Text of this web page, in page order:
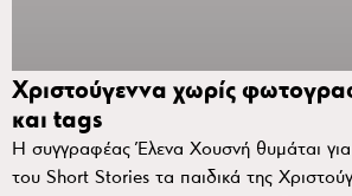
Χριστούγεννα χωρίς
και tags
Η συγγραφέας Έλενα Χουσνή θυμάται
του Short Stories τα παιδικά της